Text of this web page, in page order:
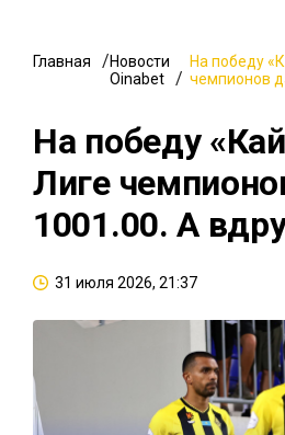
Главная
Новости
Oinabet
На победу
чемпионов
На победу
Лиге
1001.00. А
31 июля 2026, 21:37